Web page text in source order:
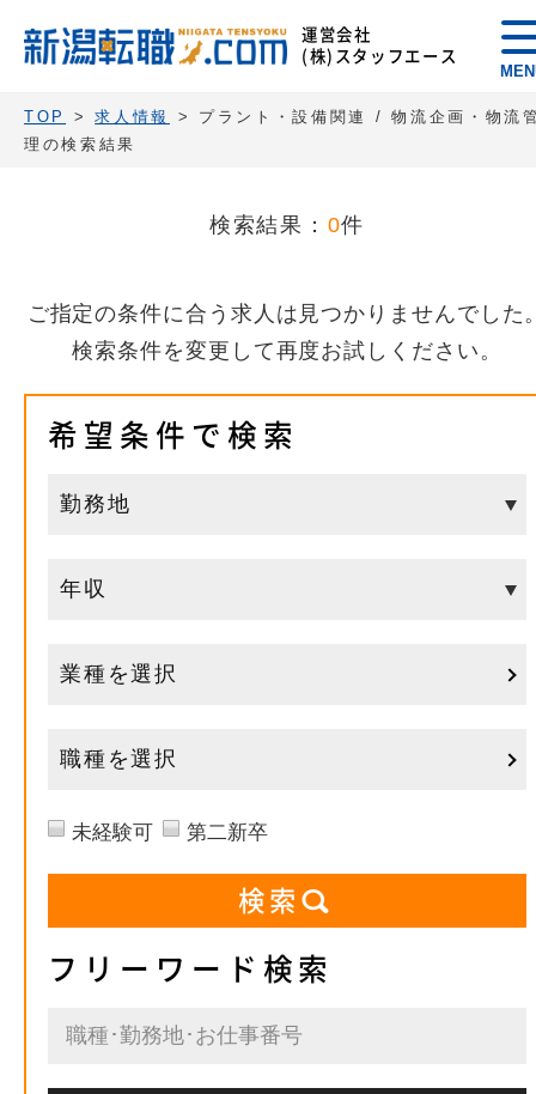
運営会社
(株)スタッフエース
TOP >求人情報
> プラント・設備関連 / 物流企画・物流
理の検索結果
検索結果： 0件
ご指定の条件に合う求人は見つかりませんでした
検索条件を変更して再度お試しください。
希望条件で検索
業種を選択
職種を選択
未経験可 第二新卒
フリーワード検索